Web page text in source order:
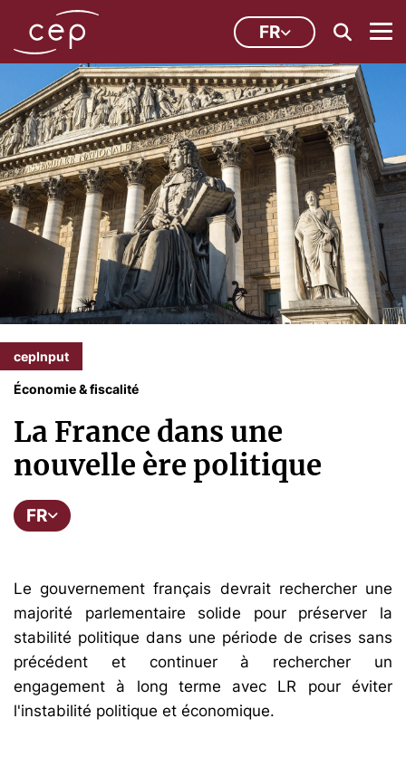
FR
cepInput
Économie & fiscalité
La France dans une
nouvelle ère politique
FR
Le gouvernement français devrait rechercher une
majorité parlementaire solide pour préserver la
stabilité politique dans une période de crises sans
précédent et continuer à rechercher un
engagement à long terme avec LR pour éviter
l'instabilité politique et économique.